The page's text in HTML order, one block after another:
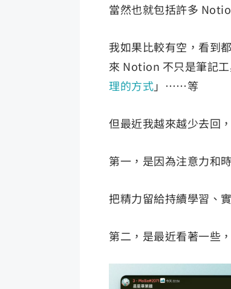
當然也就包括許多
我如果比較有空，看到
來 Notion 不只是筆記
理的方式」……等
但最近我越來越少去回
第一，是因為注意力和
把精力留給持續學習、
第二，是最近看著一些